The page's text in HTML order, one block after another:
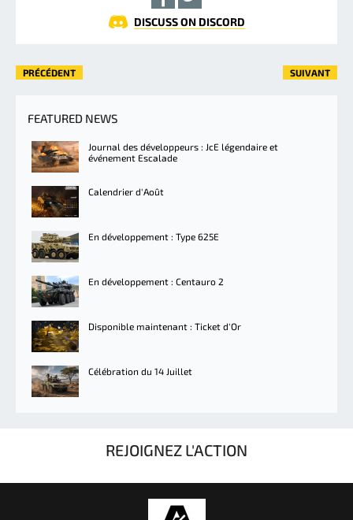
DISCUSS ON DISCORD
PRÉCÉDENT SUIVANT
FEATURED NEWS
Journal des développeurs : JcE légendaire et
événement Escalade
Calendrier d'Août
En développement : Type 625E
En développement : Centauro 2
Disponible maintenant : Ticket d'Or
Célébration du 14 Juillet
REJOIGNEZ L'ACTION